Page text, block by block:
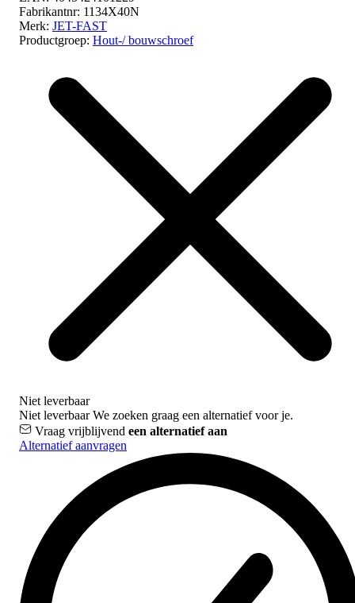
Fabrikantnr: 1134X40N
Merk: JET-FAST
Productgroep: Hout-/ bouwschroef
Niet leverbaar
Niet leverbaarWe zoeken graag een alternatief voor je.
Vraag vrijblijvend een alternatief aan
Alternatief aanvragen